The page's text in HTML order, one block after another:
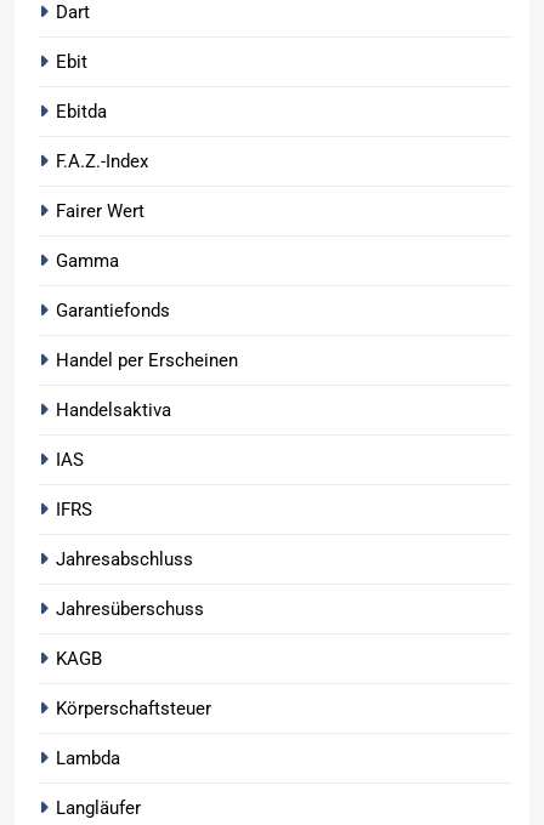
Dart
Ebit
Ebitda
F.A.Z.-Index
Fairer Wert
Gamma
Garantiefonds
Handel per Erscheinen
Handelsaktiva
IAS
IFRS
Jahresabschluss
Jahresüberschuss
KAGB
Körperschaftsteuer
Lambda
Langläufer